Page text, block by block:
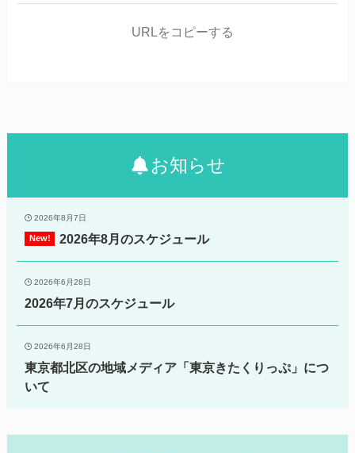
URLをコピーする
お知らせ
2026年8月7日
2026年8月のスケジュール
2026年6月28日
2026年7月のスケジュール
2026年6月28日
東京都北区の地域メディア「東京きたくりっぷ」につ
いて